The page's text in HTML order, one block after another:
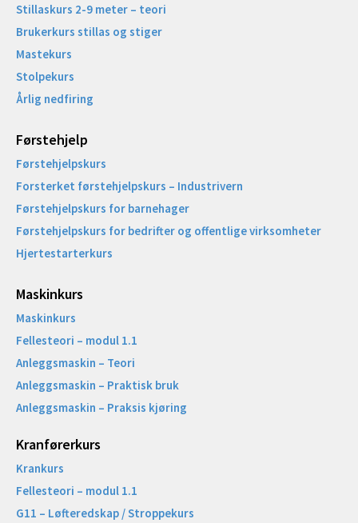
Stillaskurs 2-9 meter – teori
Brukerkurs stillas og stiger
Mastekurs
Stolpekurs
Årlig nedfiring
Førstehjelp
Førstehjelpskurs
Forsterket førstehjelpskurs – Industrivern
Førstehjelpskurs for barnehager
Førstehjelpskurs for bedrifter og offentlige virksomheter
Hjertestarterkurs
Maskinkurs
Maskinkurs
Fellesteori – modul 1.1
Anleggsmaskin – Teori
Anleggsmaskin – Praktisk bruk
Anleggsmaskin – Praksis kjøring
Kranførerkurs
Krankurs
Fellesteori – modul 1.1
G11 – Løfteredskap / Stroppekurs